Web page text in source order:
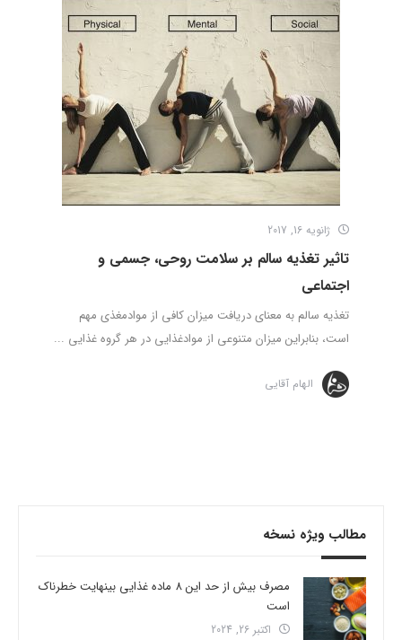
ژانویه 16, 2017
تاثیر تغذیه سالم بر سلامت روحی، جسمی و
اجتماعی
تغذیه سالم به معنای دریافت میزان کافی از موادمغذی مهم
است، بنابراین میزان متنوعی از موادغذایی در هر گروه غذایی ...
الهام آقایی
مطالب ویژه نسخه
مصرف بیش از حد این 8 ماده غذایی بینهایت خطرناک
است
اکتبر 26, 2024